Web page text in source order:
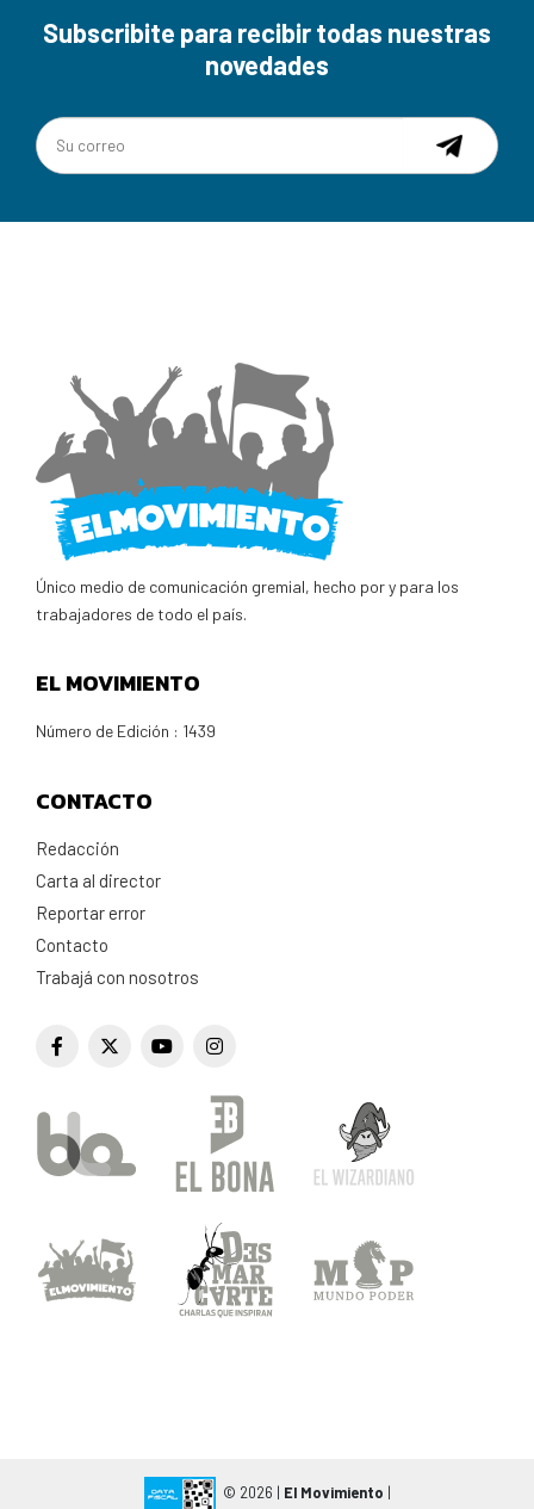
Subscribite para recibir todas nuestras
novedades
Único medio de comunicación gremial, hecho por y para los
trabajadores de todo el país.
EL MOVIMIENTO
Número de Edición : 1439
CONTACTO
Redacción
Carta al director
Reportar error
Contacto
Trabajá con nosotros
© 2026 | El Movimiento |